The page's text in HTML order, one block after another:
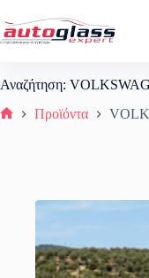
στο
περιεχόμενο
Αναζήτηση:
Προϊόντα